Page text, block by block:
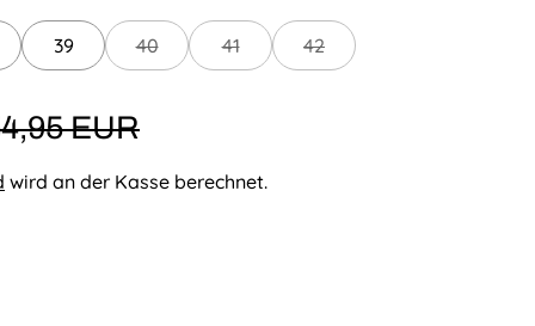
39 40 41 42
EUR
wird an der Kasse berechnet.